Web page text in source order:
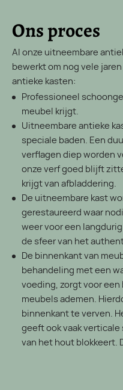
Ons proces
Al onze uitneembare
bewerkt om nog vele
antieke kasten:
Professioneel
meubel krijgt.
Uitneembare antieke
speciale baden. Een
verflagen diep worden
onze verf goed blijft
krijgt van afbladdering.
De uitneembare kast
gerestaureerd waar
weer voor een
de sfeer van het
De binnenkant van
behandeling met een
voeding, zorgt voor
meubels ademen.
binnenkant te verven.
geeft ook vaak
van het hout blokkeert.